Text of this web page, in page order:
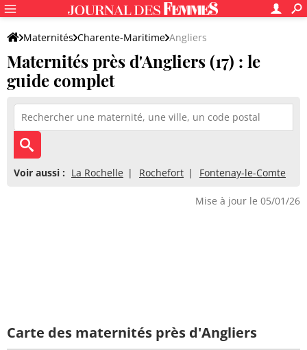
Maternités Charente-Maritime Angliers
Maternités près d'Angliers (17) : le
guide complet
Voir aussi : La Rochelle Rochefort Fontenay-le-Comte
Mise à jour le 05/01/26
Carte des maternités près d'Angliers